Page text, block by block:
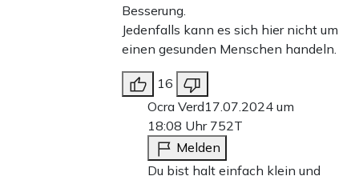
Besserung.
Jedenfalls kann es sich hier nicht um
einen gesunden Menschen handeln.
16
Ocra Verd17.07.2024 um
18:08 Uhr 752T
Melden
Du bist halt einfach klein und